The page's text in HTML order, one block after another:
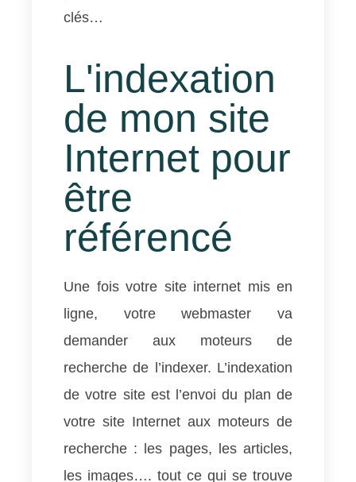
clés…
L'indexation
de mon site
Internet pour
être
référencé
Une fois votre site internet mis en
ligne, votre webmaster va
demander aux moteurs de
recherche de l’indexer. L’indexation
de votre site est l’envoi du plan de
votre site Internet aux moteurs de
recherche : les pages, les articles,
les images…. tout ce qui se trouve